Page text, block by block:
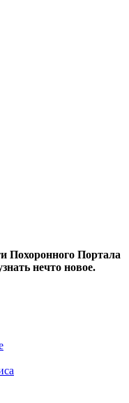
Похоронного Портала
нечто новое.